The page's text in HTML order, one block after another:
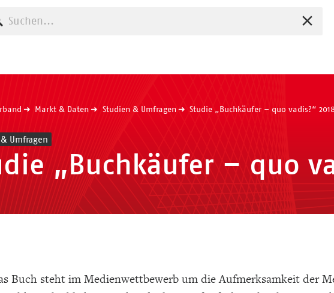
Suche starten
Markt & Daten Studien & Umfragen Studie „Buchkäufer – quo vadis?“
Umfragen
„Buchkäufer – quo
Buch steht im Medienwettbewerb um die Aufmerksamkeit der